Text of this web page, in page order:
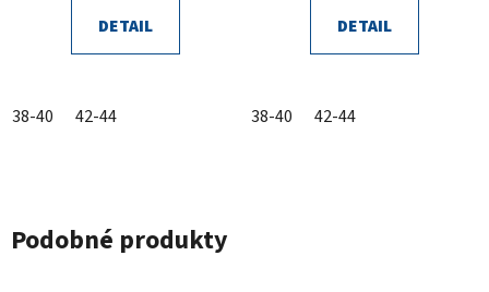
DETAIL
38-40 42-44
DETAIL
38-40 42-44
Podobné produkty